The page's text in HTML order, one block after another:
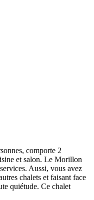
comporte 2
et salon. Le Morillon
Aussi, vous avez
chalets et faisant face
quiétude. Ce chalet